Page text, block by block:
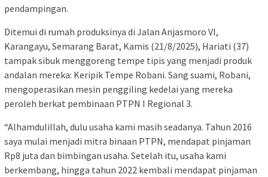
pendampingan.
Ditemui di rumah produksinya di Jalan Anjasmoro VI,
Karangayu, Semarang Barat, Kamis (21/8/2025), Hariati (37)
tampak sibuk menggoreng tempe tipis yang menjadi produk
andalan mereka: Keripik Tempe Robani. Sang suami, Robani,
mengoperasikan mesin penggiling kedelai yang mereka
peroleh berkat pembinaan PTPN I Regional 3.
“Alhamdulillah, dulu usaha kami masih seadanya. Tahun 2016
saya mulai menjadi mitra binaan PTPN, mendapat pinjaman
Rp8 juta dan bimbingan usaha. Setelah itu, usaha kami
berkembang, hingga tahun 2022 kembali mendapat pinjaman